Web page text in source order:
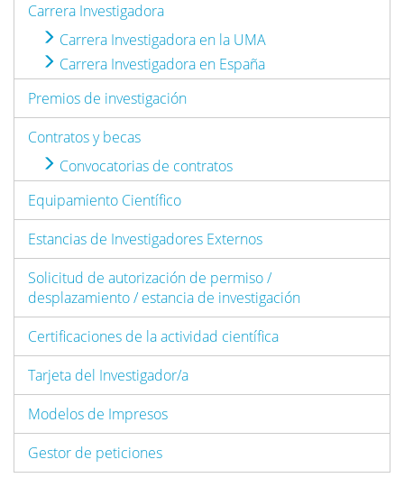
Carrera Investigadora
Carrera Investigadora en la UMA
Carrera Investigadora en España
Premios de investigación
Contratos y becas
Convocatorias de contratos
Equipamiento Científico
Estancias de Investigadores Externos
Solicitud de autorización de permiso /
desplazamiento / estancia de investigación
Certificaciones de la actividad científica
Tarjeta del Investigador/a
Modelos de Impresos
Gestor de peticiones